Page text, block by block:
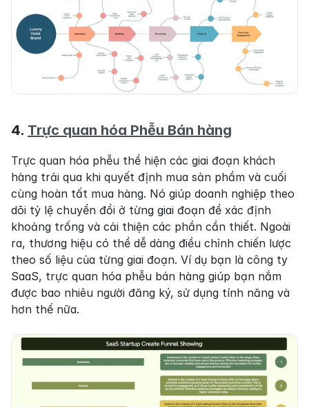
4. Trực quan hóa Phễu Bán hàng
Trực quan hóa phễu thể hiện các giai đoạn khách
hàng trải qua khi quyết định mua sản phẩm và cuối
cùng hoàn tất mua hàng. Nó giúp doanh nghiệp theo
dõi tỷ lệ chuyển đổi ở từng giai đoạn để xác định
khoảng trống và cải thiện các phần cần thiết. Ngoài
ra, thương hiệu có thể dễ dàng điều chỉnh chiến lược
theo số liệu của từng giai đoạn. Ví dụ bạn là công ty
SaaS, trực quan hóa phễu bán hàng giúp bạn nắm
được bao nhiêu người đăng ký, sử dụng tính năng và
hơn thế nữa.